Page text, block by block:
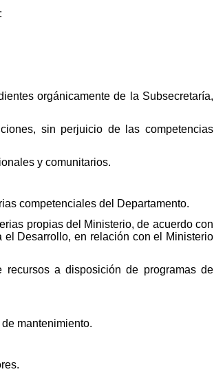
orgánicamente de la Subsecretaría,
sin perjuicio de las competencias
y comunitarios.
competenciales del Departamento.
propias del Ministerio, de acuerdo con
Desarrollo, en relación con el Ministerio
a disposición de programas de
mantenimiento.